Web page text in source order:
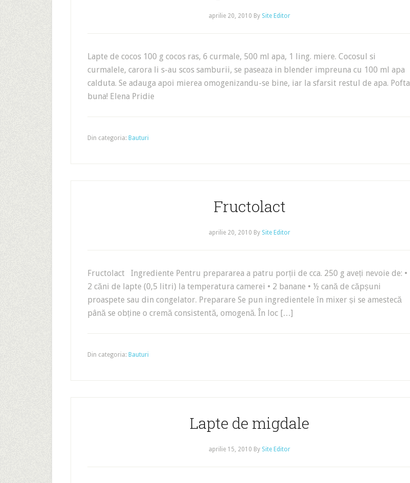
aprilie 20, 2010 By Site Editor
Lapte de cocos 100 g cocos ras, 6 curmale, 500 ml apa, 1 ling. miere. Cocosul si
curmalele, carora li s-au scos samburii, se paseaza in blender impreuna cu 100 ml apa
calduta. Se adauga apoi mierea omogenizandu-se bine, iar la sfarsit restul de apa. Pofta
buna! Elena Pridie
Din categoria: Bauturi
Fructolact
aprilie 20, 2010 By Site Editor
Fructolact Ingrediente Pentru prepararea a patru porții de cca. 250 g aveți nevoie de: •
2 căni de lapte (0,5 litri) la temperatura camerei • 2 banane • ½ cană de căpșuni
proaspete sau din congelator. Preparare Se pun ingredientele în mixer și se amestecă
până se obține o cremă consistentă, omogenă. În loc […]
Din categoria: Bauturi
Lapte de migdale
aprilie 15, 2010 By Site Editor